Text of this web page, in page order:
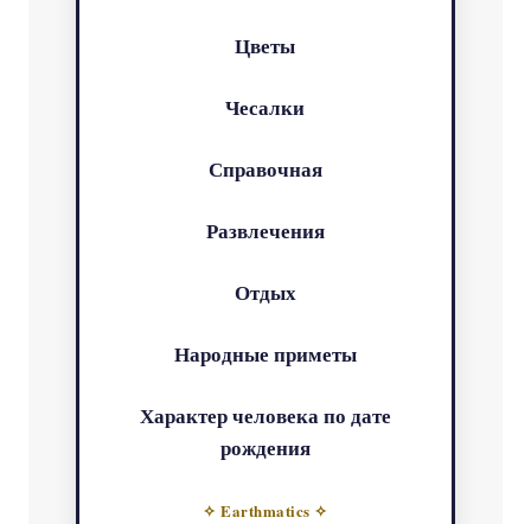
Цветы
Чесалки
Справочная
Развлечения
Отдых
Народные приметы
Характер человека по дате
рождения
✧ Earthmatics ✧